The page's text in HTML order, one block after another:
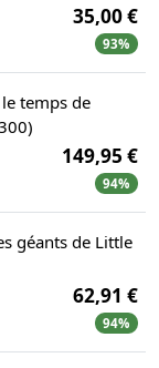
35,00 €
93%
temps de
149,95 €
94%
géants de Little
62,91 €
94%